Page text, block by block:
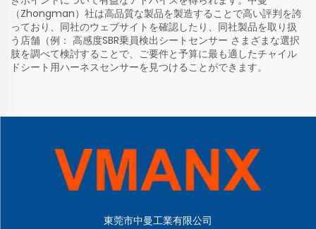
（Zhongman）社は高品質な製品を製造することで高い評判を誇
っており、同社のウェブサイトを確認したり、同社製品を取り扱
う店舗（例： 高感度SBR乗員検出シートセンサー さまざまな選択
肢を調べて検討することで、ご要件と予算に最も適したチャイル
ドシート用ハーネスセンサーを見つけることができます。
東莞市中曼工業有限公司